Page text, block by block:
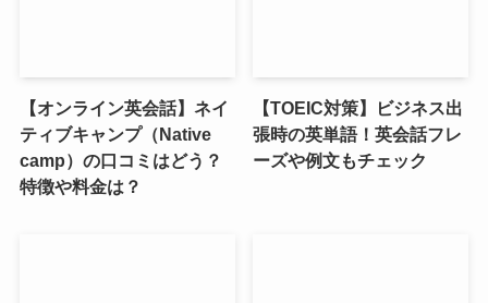
【オンライン英会話】ネイ
ティブキャンプ（Native
camp）の口コミはどう？
特徴や料金は？
【TOEIC対策】ビジネス出
張時の英単語！英会話フレ
ーズや例文もチェック